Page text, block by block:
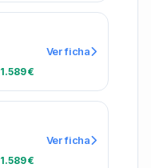
1.589 €
Ver ficha
1.589 €
Ver ficha